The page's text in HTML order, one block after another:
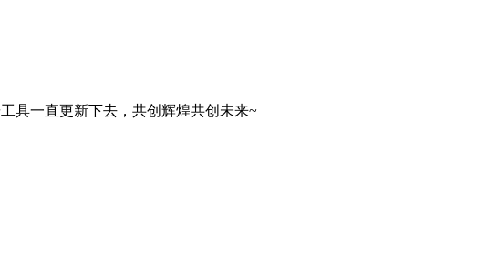
具一直更新下去，共创辉煌共创未来~